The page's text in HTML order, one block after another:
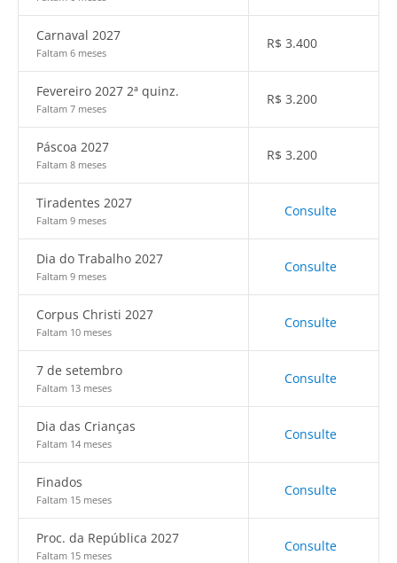
Carnaval 2027
Faltam 6 meses
R$ 3.400
Fevereiro 2027 2ª quinz.
Faltam 7 meses
R$ 3.200
Páscoa 2027
Faltam 8 meses
R$ 3.200
Tiradentes 2027
Faltam 9 meses
Consulte
Dia do Trabalho 2027
Faltam 9 meses
Consulte
Corpus Christi 2027
Faltam 10 meses
Consulte
7 de setembro
Faltam 13 meses
Consulte
Dia das Crianças
Faltam 14 meses
Consulte
Finados
Faltam 15 meses
Consulte
Proc. da República 2027
Faltam 15 meses
Consulte